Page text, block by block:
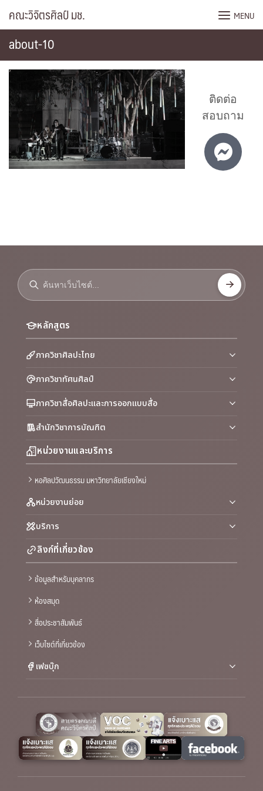
คณะวิจิตรศิลป์ มช. MENU
about-10
หลักสูตร
ภาควิชาศิลปะไทย
ภาควิชาทัศนศิลป์
ภาควิชาสื่อศิลปะและการออกแบบสื่อ
สำนักวิชาการบัณฑิต
หน่วยงานและบริการ
หอศิลปวัฒนธรรม มหาวิทยาลัยเชียงใหม่
หน่วยงานย่อย
บริการ
ลิงก์ที่เกี่ยวข้อง
ข้อมูลสำหรับบุคลากร
ห้องสมุด
สื่อประชาสัมพันธ์
เว็บไซต์ที่เกี่ยวข้อง
เฟซบุ๊ก
ติดต่อ
สอบถาม